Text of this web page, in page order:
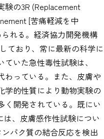
の3R (Replacement
[苦痛軽減を中
れる。経済協力開発機構
ており、常に最新の科学に
いた急性毒性試験は、
わっている。また、皮膚や
学的性質により動物実験の
く開発されている。既にい
は、皮膚感作性試験につい
パク質の結合反応を検出